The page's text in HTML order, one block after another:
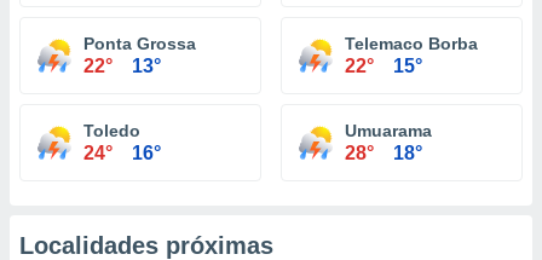
Ponta Grossa
22° 13°
Telemaco Borba
22° 15°
Toledo
24° 16°
Umuarama
28° 18°
Localidades próximas